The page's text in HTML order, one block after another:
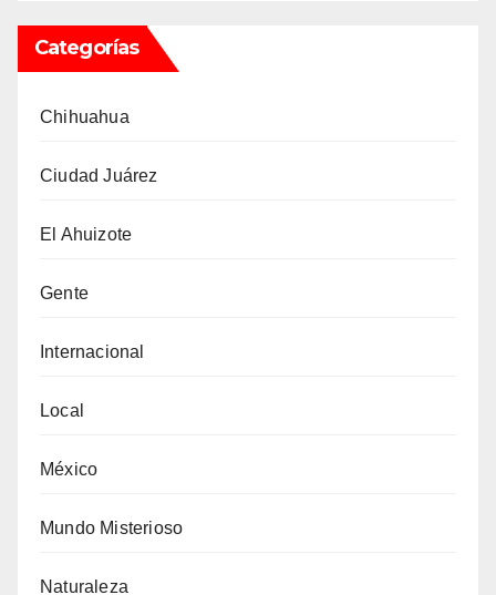
Categorías
Chihuahua
Ciudad Juárez
El Ahuizote
Gente
Internacional
Local
México
Mundo Misterioso
Naturaleza